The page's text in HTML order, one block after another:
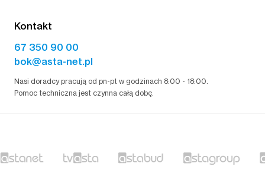
Kontakt
67 350 90 00
bok@asta-net.pl
Nasi doradcy pracują od pn-pt w godzinach 8:00 - 18:00.
Pomoc techniczna jest czynna całą dobę.